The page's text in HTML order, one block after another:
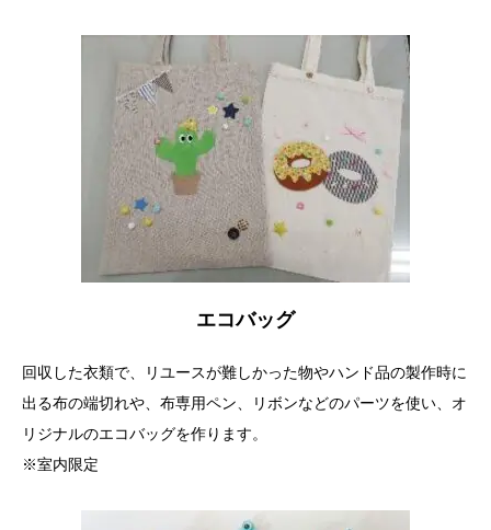
エコバッグ
回収した衣類で、リユースが難しかった物やハンド品の製作時に
出る布の端切れや、布専用ペン、リボンなどのパーツを使い、オ
リジナルのエコバッグを作ります。
※室内限定